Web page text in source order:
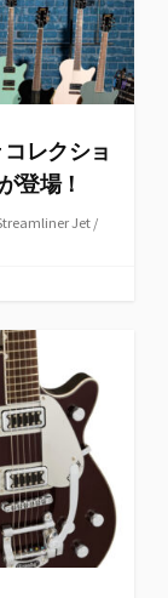
レクショ
登場！
Jet /